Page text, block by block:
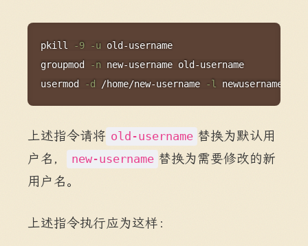
pkill -9 -u
old-username
groupmod
-n
new-username old-username
usermod
-d /home/new-username -l newusername
上述指令请将 old-username 替换为默认用
户名，
new-username 替换为需要修改的新
用户名。
上述指令执行应为这样：